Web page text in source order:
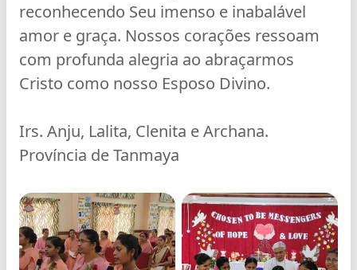
reconhecendo Seu imenso e inabalável
amor e graça. Nossos corações ressoam
com profunda alegria ao abraçarmos
Cristo como nosso Esposo Divino.
Irs. Anju, Lalita, Clenita e Archana.
Província de Tanmaya